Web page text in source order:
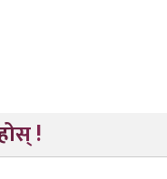
!